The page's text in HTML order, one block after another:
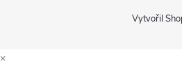
Vytvořil
×